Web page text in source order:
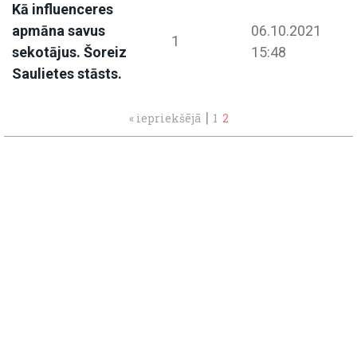
Kā influenceres
apmāna savus
sekotājus. Šoreiz
Saulietes stāsts.
1
06.10.2021
15:48
« iepriekšējā | 1 2